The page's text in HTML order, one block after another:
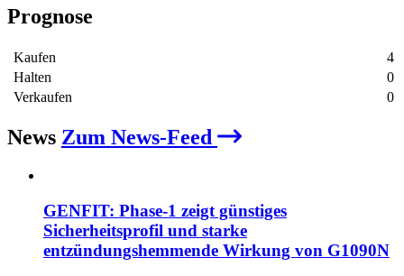
Prognose
Kaufen
4
Halten
0
Verkaufen
0
News Zum News-Feed
GENFIT: Phase‑1 zeigt günstiges
Sicherheitsprofil und starke
entzündungshemmende Wirkung von G1090N